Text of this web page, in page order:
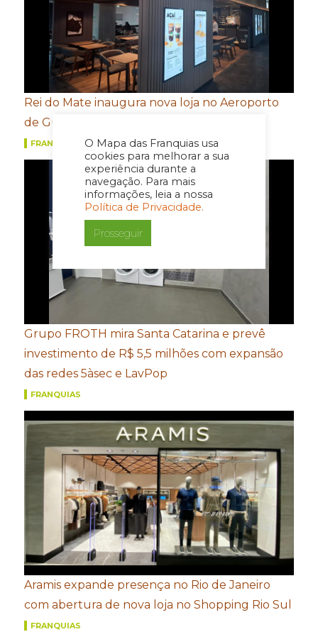
O Mapa das Franquias usa
cookies para melhorar a sua
experiência durante a
navegação. Para mais
informações, leia a nossa
Política de Privacidade.
Prosseguir
Rei do Mate inaugura nova loja no Aeroporto
de Guarulhos
FRANQUIAS
Grupo FROTH mira Santa Catarina e prevê
investimento de R$ 5,5 milhões com expansão
das redes 5àsec e LavPop
FRANQUIAS
Aramis expande presença no Rio de Janeiro
com abertura de nova loja no Shopping Rio Sul
FRANQUIAS